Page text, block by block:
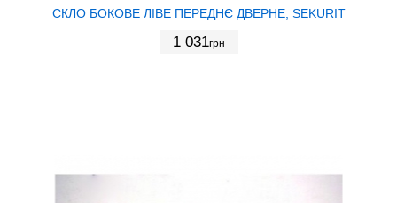
СКЛО БОКОВЕ ЛІВЕ ПЕРЕДНЄ ДВЕРНЕ, SEKURIT
1 031грн